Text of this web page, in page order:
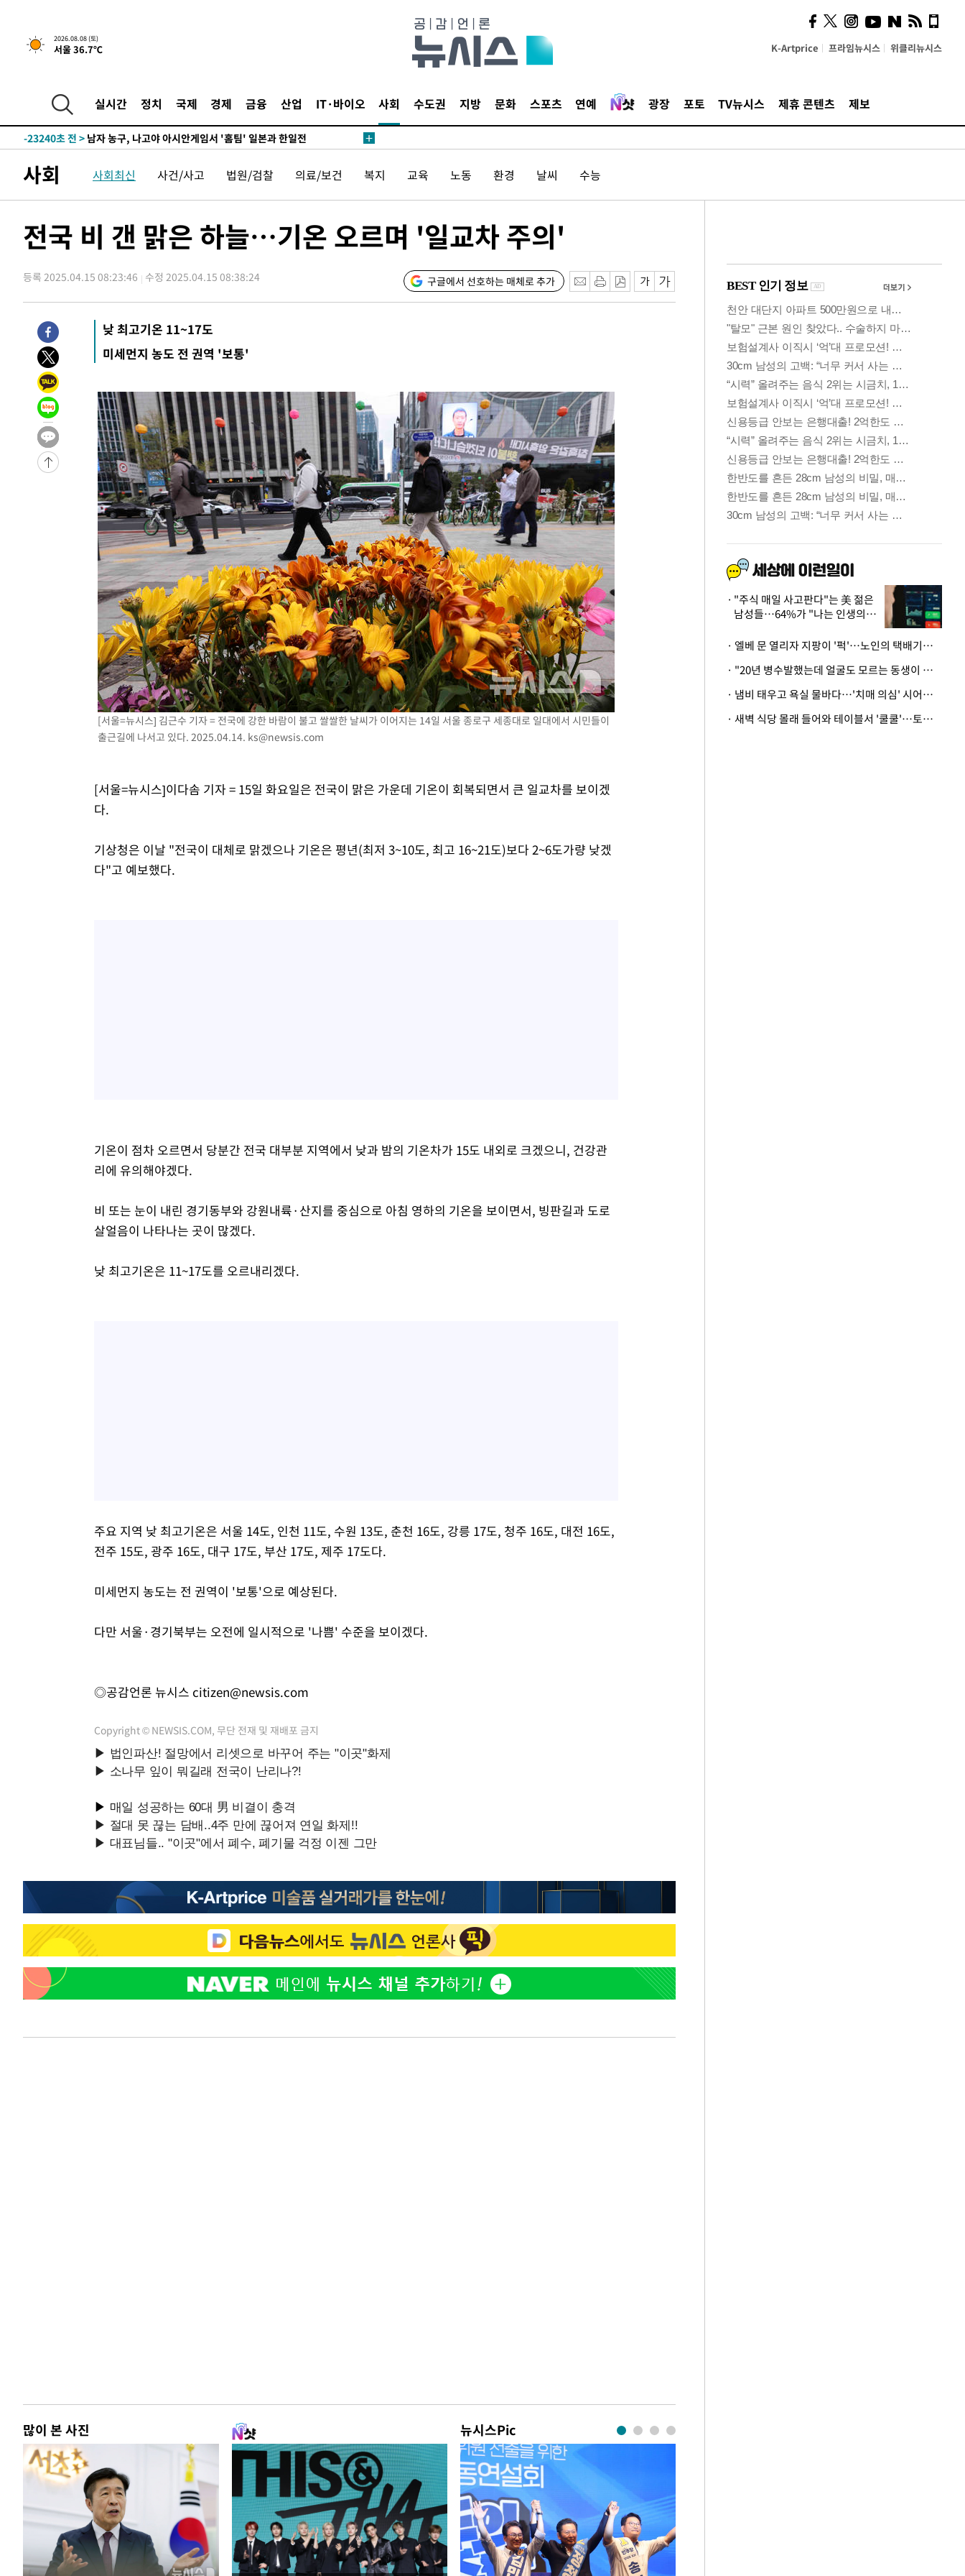
2026.08.08 (토)
서울 36.7℃ K-Artprice 프라임뉴시스 위클리뉴시스
실시간 정치 국제 경제 금융 산업 IT·바이오 사회 수도권 지방 문화 스포츠 연예 광장 포토 TV뉴시스 제휴 콘텐츠 제보
1시간 전 >[속보]뉴욕증시 상승 마감…S&P 0.6% 나스닥 1.3%↑
-27996초 전 >
백운산서 80년근 천종산삼 9뿌리 발견…감정가 1.3억원
-25706초 전 >
-23240초 전 > 남자 농구, 나고야 아시안게임서 '홈팀' 일본과 한일전
-18843초 전 >
극한폭염 한풀 꺾이지만…'낮 최고 35도' 무더위, 열대야 계속[다음
-15861초 전 >축구협회 "압수수색·성접대 논란 사과…쇄신의 기회로 삼겠다"
송"
-2999초 전 >
'최고 37도' 폭염 지속…강원동해안 최대 150㎜ 비
-31889초 전 >강릉에 시간당 81.4㎜ 물폭탄…도로 잠기고 담벼락 붕괴
-27996초 전 >백운산서 80년근 천종산삼 9뿌리 발견…감정가 1.3억원
-25706초 전 >
선재도서 해루질 나섰다 실종 60대, 닷새 만에 숨진 채 발견
-23240초 전 >
남자 농구, 나고야 아시안게임서 '홈팀' 일본과 한일전
-22616초 전 >
여수 오동도 해상서 모터보트 전복…1명 사망·1명 실종
-18843초 전 >
주 날씨]
-15861초 전 >
축구협회 "압수수색·성접대 논란 사과…쇄신의 기회로 삼겠다"
-14378초 전 >
[속보]'압수수색·성접대 논란' 축구협회 "실망과 걱정 안겨드려 죄
송"
-2999초 전 >
'최고 37도' 폭염 지속…강원동해안 최대 150㎜ 비
1시간 전 >
[속보]뉴욕증시 상승 마감…S&P 0.6% 나스닥 1.3%↑
사회 사회최신 사건/사고 법원/검찰 의료/보건 복지 교육 노동 환경 날씨 수능
전국 비 갠 맑은 하늘…기온 오르며 '일교차 주의'
등록 2025.04.15 08:23:46 수정 2025.04.15 08:38:24 구글에서 선호하는 매체로 추가
낮 최고기온 11~17도
미세먼지 농도 전 권역 '보통'
[서울=뉴시스] 김근수 기자 = 전국에 강한 바람이 불고 쌀쌀한 날씨가 이어지는 14일 서울 종로구 세종대로 일대에서 시민들이
출근길에 나서고 있다. 2025.04.14. ks@newsis.com
[서울=뉴시스]이다솜 기자 = 15일 화요일은 전국이 맑은 가운데 기온이 회복되면서 큰 일교차를 보이겠
다.
기상청은 이날 "전국이 대체로 맑겠으나 기온은 평년(최저 3~10도, 최고 16~21도)보다 2~6도가량 낮겠
다"고 예보했다.
기온이 점차 오르면서 당분간 전국 대부분 지역에서 낮과 밤의 기온차가 15도 내외로 크겠으니, 건강관
리에 유의해야겠다.
비 또는 눈이 내린 경기동부와 강원내륙·산지를 중심으로 아침 영하의 기온을 보이면서, 빙판길과 도로
살얼음이 나타나는 곳이 많겠다.
낮 최고기온은 11~17도를 오르내리겠다.
주요 지역 낮 최고기온은 서울 14도, 인천 11도, 수원 13도, 춘천 16도, 강릉 17도, 청주 16도, 대전 16도,
전주 15도, 광주 16도, 대구 17도, 부산 17도, 제주 17도다.
미세먼지 농도는 전 권역이 '보통'으로 예상된다.
다만 서울·경기북부는 오전에 일시적으로 '나쁨' 수준을 보이겠다.
◎공감언론 뉴시스 citizen@newsis.com
Copyright © NEWSIS.COM, 무단 전재 및 재배포 금지
많이 본 사진 뉴시스Pic
사이 해답 찾았죠"…알을
깨고 나온 '초자아'
"주식 매일 사고판다"는 美 젊은
남성들…64%가 "나는 인생의
· 엘베 문 열리자 지팡이 '퍽'…노인의 택배기사 폭행 이유
· "20년 병수발했는데 얼굴도 모르는 동생이 유산 절반을"…배다른 형제 상속권 있을까
· 냄비 태우고 욕실 물바다…'치매 의심' 시어머니 검사 권유했다가 '날벼락'
· 새벽 식당 몰래 들어와 테이블서 '쿨쿨'…토사물 남기고 사라진 남성